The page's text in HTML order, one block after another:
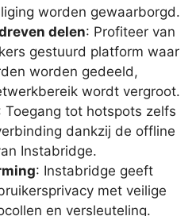
worden gewaarborgd.
delen: Profiteer van
gestuurd platform waar
worden gedeeld,
wordt vergroot.
Toegang tot hotspots zelfs
dankzij de offline
Instabridge.
: Instabridge geeft
met veilige
en versleuteling.